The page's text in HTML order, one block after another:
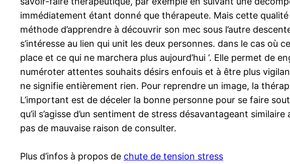
immédiatement étant donné que thérapeute. Mais cette
méthode d’apprendre à découvrir son mec sous l’autre
s’intéresse au lien qui unit les deux personnes. dans le cas où
place et ce qui ne marchera plus aujourd’hui ‘. Elle permet de
numéroter attentes souhaits désirs enfouis et à être plus
ne signifie entièrement rien. Pour reprendre un image, la
L’important est de déceler la bonne personne pour se faire
qu’il s’agisse d’un sentiment de stress désavantageant
pas de mauvaise raison de consulter.
Plus d’infos à propos de chute de tension stress